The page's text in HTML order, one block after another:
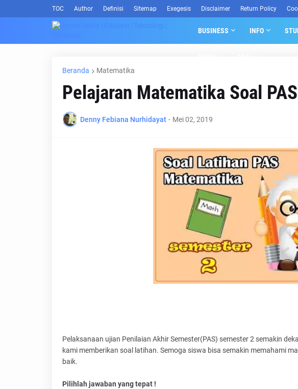
TOC Author Definisi Sitemap Exegesis Disclaimer Return Policy
BUSINESS INFO
Beranda
Matematika
Pelajaran Matematika Soal
Denny Febiana Nurhidayat - Mei 02, 2019
Pelaksanaan ujian Penilaian Akhir Semester(PAS) semester 2 semakin
kami memberikan soal latihan. Semoga siswa bisa semakin memahami
baik.
Pilihlah jawaban yang tepat !